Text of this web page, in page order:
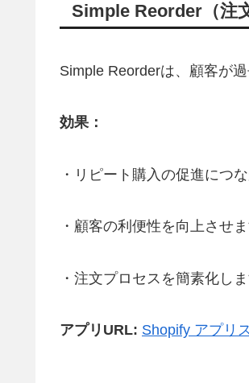
Simple Reorder（注
Simple Reorderは、顧客が
効果：
・リピート購入の促進につな
・顧客の利便性を向上させま
・注文プロセスを簡素化しま
アプリURL: Shopify アプリ